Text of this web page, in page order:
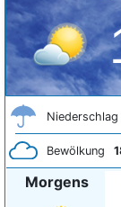
Niederschlag
Bewölkung
Morgens